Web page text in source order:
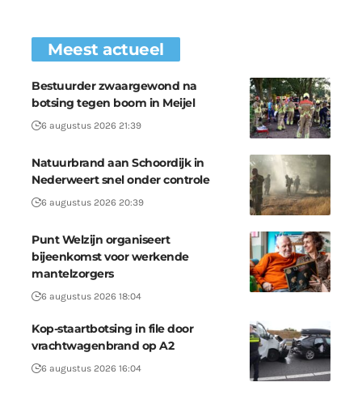
Meest actueel
Bestuurder zwaargewond na
botsing tegen boom in Meijel
6 augustus 2026 21:39
Natuurbrand aan Schoordijk in
Nederweert snel onder controle
6 augustus 2026 20:39
Punt Welzijn organiseert
bijeenkomst voor werkende
mantelzorgers
6 augustus 2026 18:04
Kop-staartbotsing in file door
vrachtwagenbrand op A2
6 augustus 2026 16:04